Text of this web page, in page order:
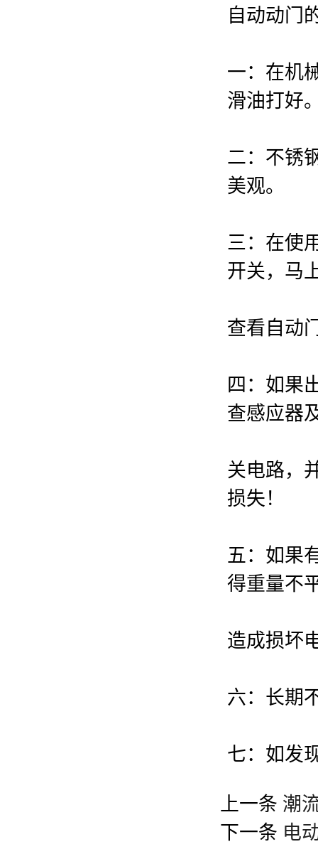
自动动门
一：在机
滑油打好
二：不锈
美观。
三：在使
开关，马
查看自动
四：如果
查感应器
关电路，
损失！
五：如果
得重量不
造成损坏
六：长期
七：如发
上一条 潮
下一条 电